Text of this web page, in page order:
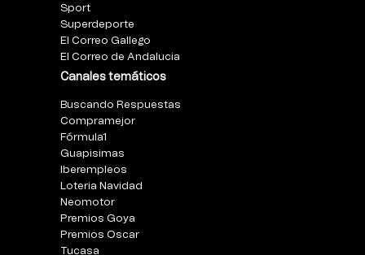
Sport
Superdeporte
El Correo Gallego
El Correo de Andalucia
Canales temáticos
Buscando Respuestas
Compramejor
Fórmula1
Guapisimas
Iberempleos
Loteria Navidad
Neomotor
Premios Goya
Premios Oscar
Tucasa